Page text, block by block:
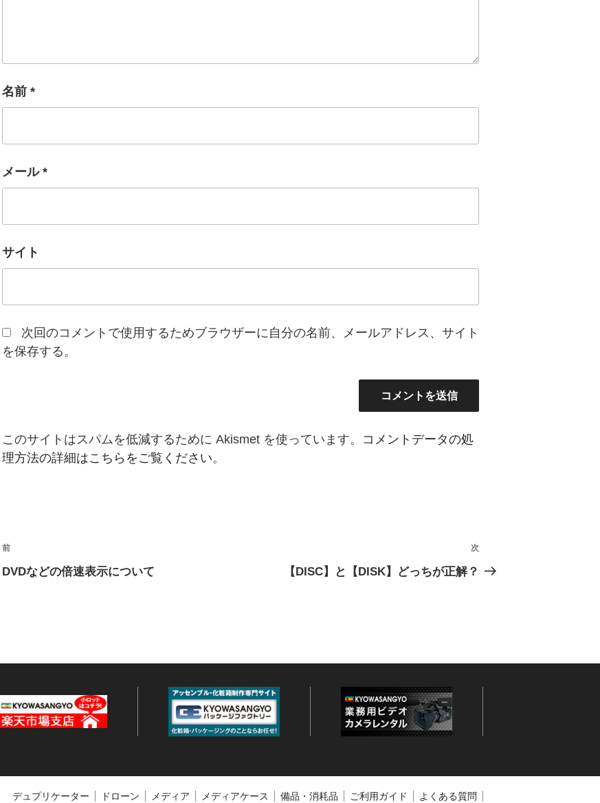
名前 *
メール *
サイト
次回のコメントで使用するためブラウザーに自分の名前、メールアドレス、サイト
を保存する。
このサイトはスパムを低減するために Akismet を使っています。
コメントデータの処
理方法の詳細はこちらをご覧ください。
投
稿
シ
ョ
過
去
前
DVDなどの倍速表示について
次
の
次
【DISC】と【DISK】どっちが正解？
デュプリケーター ドローン メディア メディアケース 備品・消耗品 ご利用ガイド よくある質問